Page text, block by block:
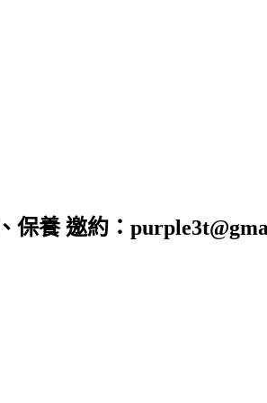
保養 邀約：